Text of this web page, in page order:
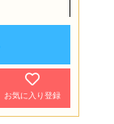
お気に入り登録